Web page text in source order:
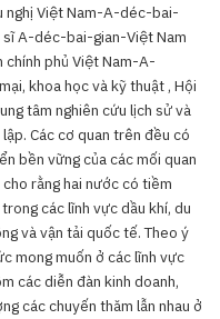
nghị Việt Nam-A-déc-bai-
sĩ A-déc-bai-gian-Việt Nam
phủ Việt Nam-A-
khoa học và kỹ thuật , Hội
tâm nghiên cứu lịch sử và
Các cơ quan trên đều có
bền vững của các mối quan
rằng hai nước có tiềm
các lĩnh vực dầu khí, du
và vận tải quốc tế. Theo ý
mong muốn ở các lĩnh vực
các diễn đàn kinh doanh,
các chuyến thăm lẫn nhau ở